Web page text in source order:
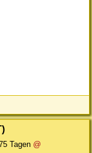
Tagen @